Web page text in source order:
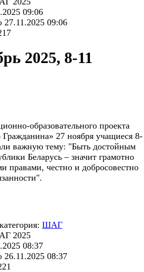
09:06
27.11.2025 09:06
2025, 8-11
образовательного проекта
27 ноября учащиеся 8-
важную тему: "Быть достойным
Беларусь – значит грамотно
правами, честно и добросовестно
ШАГ
2025
08:37
26.11.2025 08:37